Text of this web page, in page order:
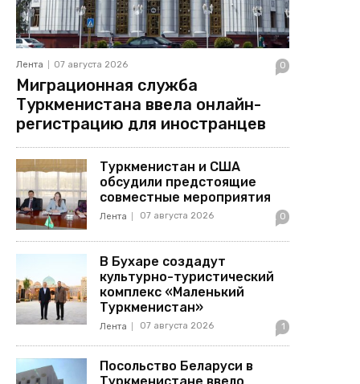
Лента 07 августа 2026 0
Миграционная служба
Туркменистана ввела онлайн-
регистрацию для иностранцев
Туркменистан и США
обсудили предстоящие
совместные мероприятия
Лента 07 августа 2026 0
В Бухаре создадут
культурно-туристический
комплекс «Маленький
Туркменистан»
Лента 07 августа 2026 1
Посольство Беларуси в